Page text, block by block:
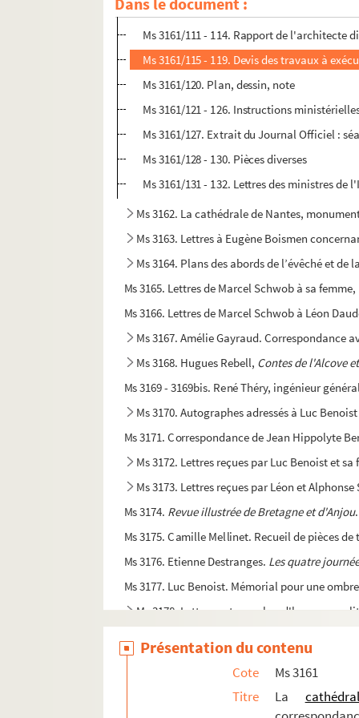
Ms 3161/108 - 110. Plans du rez-de-
Ms 3161/111 - 114. Rapport de l'architecte
Ms 3161/115 - 119. Devis des travaux à
Ms 3161/120. Plan, dessin, note
Ms 3161/121 - 126. Instructions
Ms 3161/127. Extrait du Journal Officiel :
Ms 3161/128 - 130. Pièces diverses
Ms 3161/131 - 132. Lettres des ministres
Ms 3162. La cathédrale de Nantes,
Ms 3163. Lettres à Eugène Boismen
Ms 3164. Plans des abords de l’évêché et
Ms 3166. Lettres de Marcel Schwob à Léon
Ms 3167. Amélie Gayraud. Correspondance
Ms 3168. Hugues Rebell, Contes de l'Alcove
Ms 3169 - 3169bis. René Théry, ingénieur
Ms 3170. Autographes adressés à Luc Benoist
Ms 3171. Correspondance de Jean Hippolyte
Ms 3172. Lettres reçues par Luc Benoist et
Ms 3173. Lettres reçues par Léon et Alphonse
Ms 3174. Revue illustrée de Bretagne et d'Anjou
Ms 3175. Camille Mellinet. Recueil de pièces de
Ms 3176. Etienne Destranges. Les quatre
Ms 3177. Luc Benoist. Mémorial pour une ombre
Ms 3178. Lettres autographes d'hommes
Ms 3186. Livre de comptes de Pierre et
Ms 3188 - 3191. E. Des Buttes. Oeuvre
Présentation du contenu
Cote
Ms 3161
Titre
La